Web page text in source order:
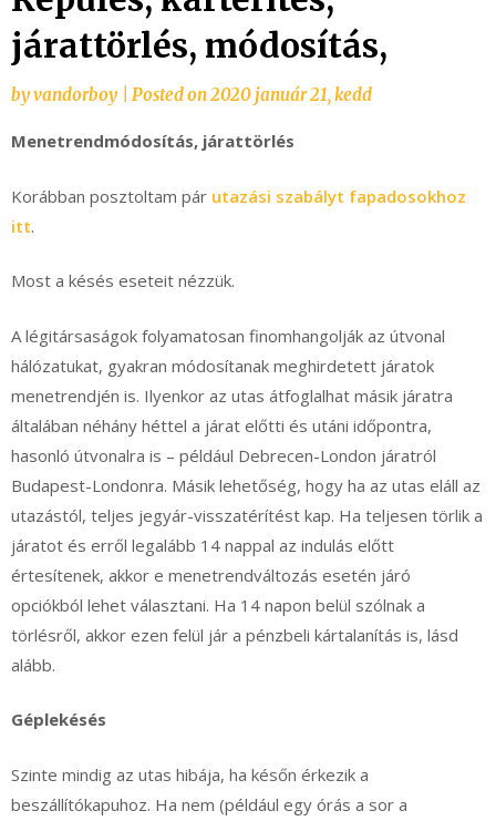
járattörlés, módosítás,
byvandorboy Posted on2020 január 21, kedd
Menetrendmódosítás, járattörlés
Korábban posztoltam pár utazási szabályt fapadosokhoz
itt.
Most a késés eseteit nézzük.
A légitársaságok folyamatosan finomhangolják az útvonal
hálózatukat, gyakran módosítanak meghirdetett járatok
menetrendjén is. Ilyenkor az utas átfoglalhat másik járatra
általában néhány héttel a járat előtti és utáni időpontra,
hasonló útvonalra is – például Debrecen-London járatról
Budapest-Londonra. Másik lehetőség, hogy ha az utas eláll az
utazástól, teljes jegyár-visszatérítést kap. Ha teljesen törlik a
járatot és erről legalább 14 nappal az indulás előtt
értesítenek, akkor e menetrendváltozás esetén járó
opciókból lehet választani. Ha 14 napon belül szólnak a
törlésről, akkor ezen felül jár a pénzbeli kártalanítás is, lásd
alább.
Géplekésés
Szinte mindig az utas hibája, ha későn érkezik a
beszállítókapuhoz. Ha nem (például egy órás a sor a